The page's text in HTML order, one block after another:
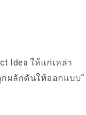
Idea ให้แก่เหล่า
กผลักดันให้ออกแบบ“